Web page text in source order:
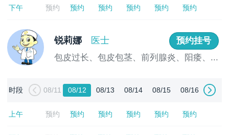
下午 预约 预约 预约 预约 预约 预约
锐莉娜 医士
预约挂号
包皮过长、包皮包茎、前列腺炎、阳痿、...
时段 08/11 08/12 08/13 08/14 08/15 08/16
上午 预约 预约 预约 预约 预约 预约